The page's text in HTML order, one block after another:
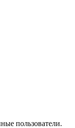
пользователи.